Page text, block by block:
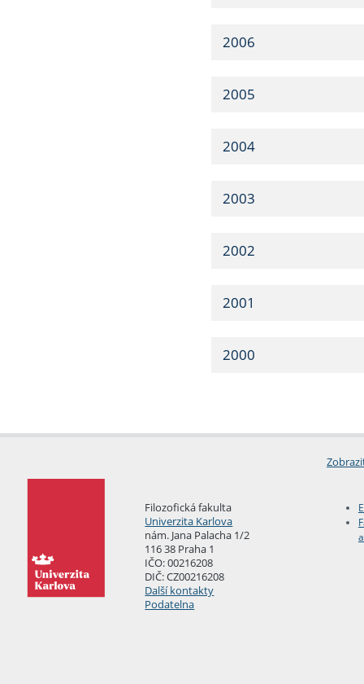
2006
2005
2004
2003
2002
2001
2000
Filozofická fakulta
Univerzita Karlova
nám. Jana Palacha 1/2
116 38 Praha 1
IČO: 00216208
DIČ: CZ00216208
Další kontakty
Podatelna